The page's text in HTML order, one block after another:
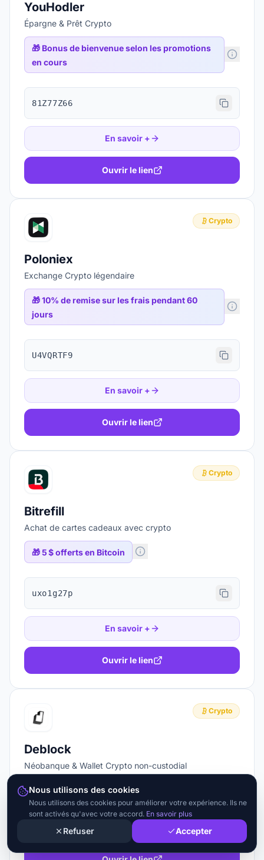
YouHodler
Épargne & Prêt Crypto
🎁 Bonus de bienvenue selon les promotions
en cours
81Z77Z66
En savoir +
Ouvrir le lien
Crypto
Poloniex
Exchange Crypto légendaire
🎁10% de remise sur les frais pendant 60
jours
U4VQRTF9
En savoir +
Ouvrir le lien
Crypto
Bitrefill
Achat de cartes cadeaux avec crypto
🎁5 $ offerts en Bitcoin
uxo1g27p
En savoir +
Ouvrir le lien
Crypto
Deblock
Néobanque & Wallet Crypto non-custodial
🎁1 mois de Premium offert
En savoir +
Nous utilisons des cookies
Nous utilisons des cookies pour améliorer votre expérience. Ils ne
sont activés qu'avec votre accord. En savoir plus
Refuser Accepter